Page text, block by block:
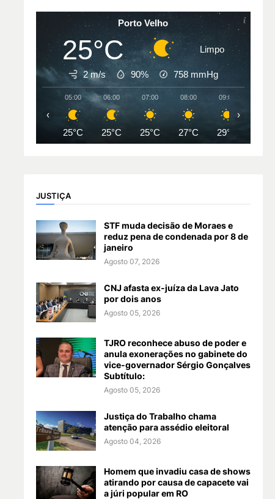
Porto Velho
25°C Limpo
2 m/s 90% 758 mmHg
05:00
25°C
06:00
25°C
07:00
25°C
08:00
27°C
09:00
29°C
‹ ›
JUSTIÇA
STF muda decisão de Moraes e
reduz pena de condenada por 8 de
janeiro
Agosto 07, 2026
CNJ afasta ex-juíza da Lava Jato
por dois anos
Agosto 05, 2026
TJRO reconhece abuso de poder e
anula exonerações no gabinete do
vice-governador Sérgio Gonçalves
Subtítulo:
Agosto 05, 2026
Justiça do Trabalho chama
atenção para assédio eleitoral
Agosto 04, 2026
Homem que invadiu casa de shows
atirando por causa de capacete vai
a júri popular em RO